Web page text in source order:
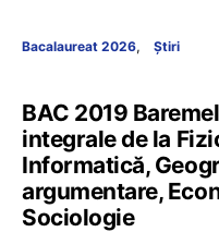
Bacalaureat 2026 Știri
BAC 2019
integrale de la
Informatică,
argumentare,
Sociologie